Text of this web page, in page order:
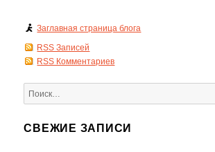
Заглавная страница блога
RSS Записей
RSS Комментариев
СВЕЖИЕ ЗАПИСИ